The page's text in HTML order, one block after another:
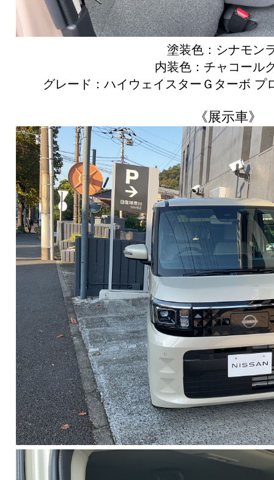
塗装色：シナモン
内装色：チャコール
グレード：ハイウェイスターＧターボ プ
《展示車》